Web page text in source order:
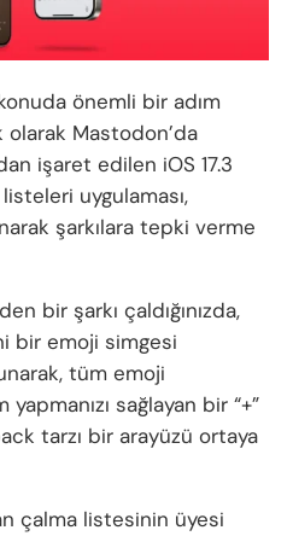
önemli bir adım
Mastodon’da
işaret edilen iOS 17.3
uygulaması,
şarkılara tepki verme
bir şarkı çaldığınızda,
bir emoji simgesi
tüm emoji
sağlayan bir “+”
tarzı bir arayüzü ortaya
çalma listesinin üyesi